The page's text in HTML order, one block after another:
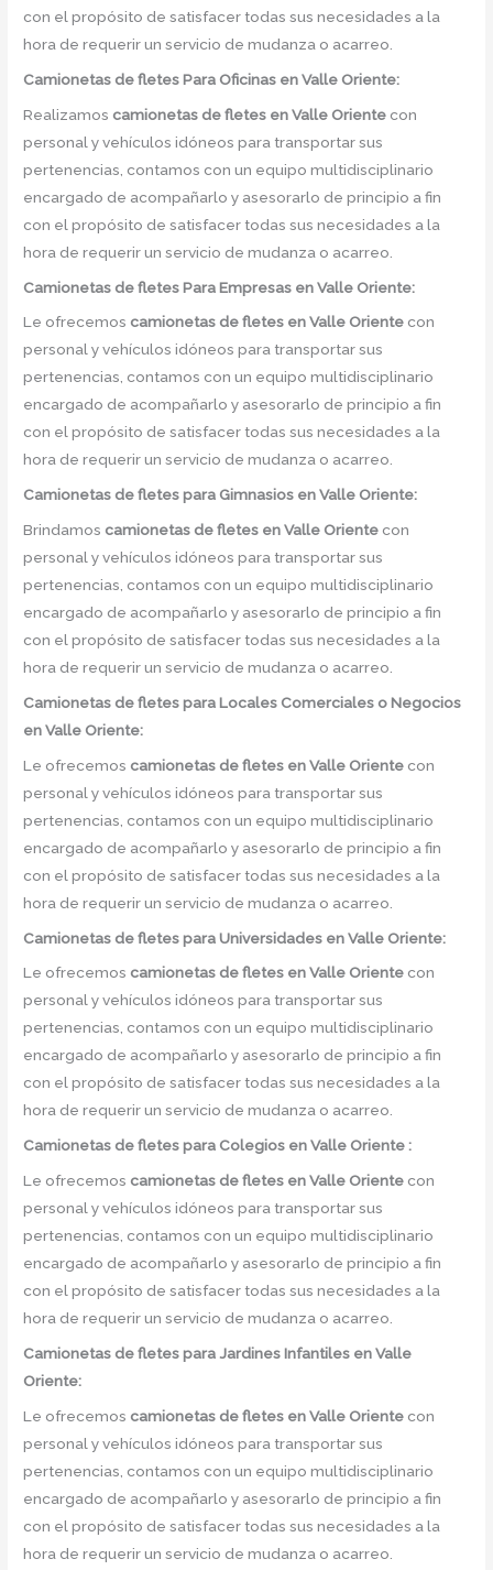
con el propósito de satisfacer todas sus necesidades a la
hora de requerir un servicio de mudanza o acarreo.
Camionetas defletes Para Oficinas en Valle Oriente:
Realizamos camionetas de fletes enValle Oriente con
personal y vehículos idóneos para transportar sus
pertenencias, contamos con un equipo multidisciplinario
encargado de acompañarlo y asesorarlo de principio a fin
con el propósito de satisfacer todas sus necesidades a la
hora de requerir un servicio de mudanza o acarreo.
Camionetas defletes Para Empresas en Valle Oriente:
Le ofrecemos camionetas de fletes enValle Oriente con
personal y vehículos idóneos para transportar sus
pertenencias, contamos con un equipo multidisciplinario
encargado de acompañarlo y asesorarlo de principio a fin
con el propósito de satisfacer todas sus necesidades a la
hora de requerir un servicio de mudanza o acarreo.
Camionetas defletes para Gimnasios en Valle Oriente:
Brindamos camionetas de fletes enValle Oriente con
personal y vehículos idóneos para transportar sus
pertenencias, contamos con un equipo multidisciplinario
encargado de acompañarlo y asesorarlo de principio a fin
con el propósito de satisfacer todas sus necesidades a la
hora de requerir un servicio de mudanza o acarreo.
Camionetas defletes para Locales Comerciales o Negocios
en Valle Oriente:
Le ofrecemos camionetas de fletes enValle Oriente con
personal y vehículos idóneos para transportar sus
pertenencias, contamos con un equipo multidisciplinario
encargado de acompañarlo y asesorarlo de principio a fin
con el propósito de satisfacer todas sus necesidades a la
hora de requerir un servicio de mudanza o acarreo.
Camionetas defletes para Universidades en Valle Oriente:
Le ofrecemos camionetas de fletes enValle Oriente con
personal y vehículos idóneos para transportar sus
pertenencias, contamos con un equipo multidisciplinario
encargado de acompañarlo y asesorarlo de principio a fin
con el propósito de satisfacer todas sus necesidades a la
hora de requerir un servicio de mudanza o acarreo.
Camionetas defletes para Colegios en Valle Oriente :
Le ofrecemos camionetas de fletes enValle Oriente con
personal y vehículos idóneos para transportar sus
pertenencias, contamos con un equipo multidisciplinario
encargado de acompañarlo y asesorarlo de principio a fin
con el propósito de satisfacer todas sus necesidades a la
hora de requerir un servicio de mudanza o acarreo.
Camionetas defletes para Jardines Infantiles en Valle
Oriente:
Le ofrecemos camionetas de fletes enValle Oriente con
personal y vehículos idóneos para transportar sus
pertenencias, contamos con un equipo multidisciplinario
encargado de acompañarlo y asesorarlo de principio a fin
con el propósito de satisfacer todas sus necesidades a la
hora de requerir un servicio de mudanza o acarreo.